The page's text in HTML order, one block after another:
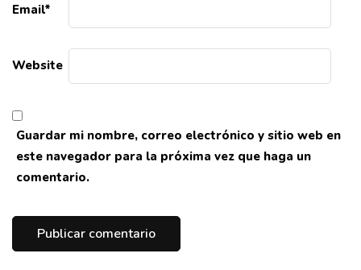
Email*
Website
Guardar mi nombre, correo electrónico y sitio web en
este navegador para la próxima vez que haga un
comentario.